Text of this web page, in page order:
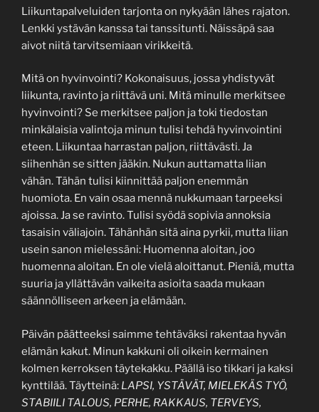
Liikuntapalveluiden tarjonta on nykyään lähes rajaton.
Lenkki ystävän kanssa tai tanssitunti. Näissäpä saa
aivot niitä tarvitsemiaan virikkeitä.
Mitä on hyvinvointi? Kokonaisuus, jossa yhdistyvät
liikunta, ravinto ja riittävä uni. Mitä minulle merkitsee
hyvinvointi? Se merkitsee paljon ja toki tiedostan
minkälaisia valintoja minun tulisi tehdä hyvinvointini
eteen. Liikuntaa harrastan paljon, riittävästi. Ja
siihenhän se sitten jääkin. Nukun auttamatta liian
vähän. Tähän tulisi kiinnittää paljon enemmän
huomiota. En vain osaa mennä nukkumaan tarpeeksi
ajoissa. Ja se ravinto. Tulisi syödä sopivia annoksia
tasaisin väliajoin. Tähänhän sitä aina pyrkii, mutta liian
usein sanon mielessäni: Huomenna aloitan, joo
huomenna aloitan. En ole vielä aloittanut. Pieniä, mutta
suuria ja yllättävän vaikeita asioita saada mukaan
säännölliseen arkeen ja elämään.
Päivän päätteeksi saimme tehtäväksi rakentaa hyvän
elämän kakut. Minun kakkuni oli oikein kermainen
kolmen kerroksen täytekakku. Päällä iso tikkari ja kaksi
kynttilää. Täytteinä: LAPSI, YSTÄVÄT, MIELEKÄS TYÖ,
STABIILI TALOUS, PERHE, RAKKAUS, TERVEYS,